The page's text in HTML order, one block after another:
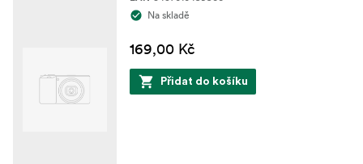
Na skladě
169,00 Kč
Přidat do košíku